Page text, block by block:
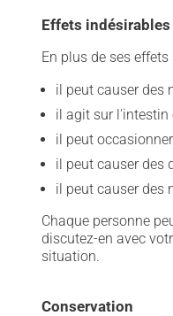
Effets indésirables
En plus de ses
il peut causer des
il agit sur l'intestin
il peut
il peut causer des
il peut causer des
Chaque personne
discutez-en avec
situation.
Conservation